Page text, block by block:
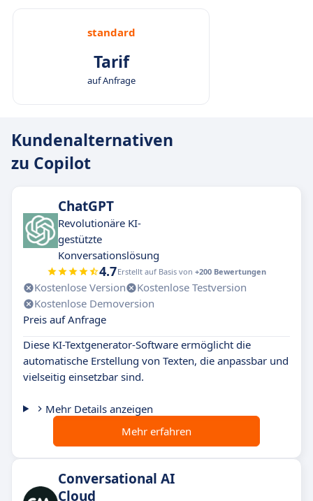
standard
Tarif
auf Anfrage
Kundenalternativen
zu Copilot
ChatGPT
Revolutionäre KI-
gestützte
Konversationslösung
4.7Erstellt auf Basis von +200 Bewertungen
Kostenlose Version
Kostenlose Testversion
Kostenlose Demoversion
Preis auf Anfrage
Diese KI-Textgenerator-Software ermöglicht die
automatische Erstellung von Texten, die anpassbar und
vielseitig einsetzbar sind.
Mehr Details anzeigen
Mehr erfahren
Conversational AI
Cloud